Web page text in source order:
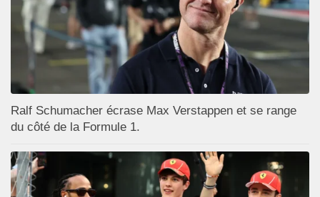
Ralf Schumacher écrase Max Verstappen et se range
du côté de la Formule 1.